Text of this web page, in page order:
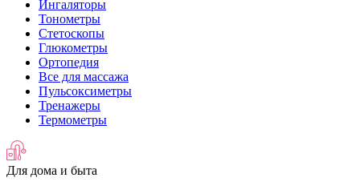
Ингаляторы
Тонометры
Стетоскопы
Глюкометры
Ортопедия
Все для массажа
Пульсоксиметры
Тренажеры
Термометры
Для дома и быта